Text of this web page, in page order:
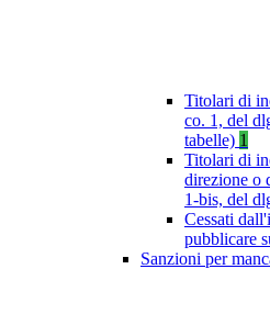
Titolari di
co. 1, del
tabelle) 1
Titolari di
direzione o
1-bis, del
Cessati
pubblicare
Sanzioni per